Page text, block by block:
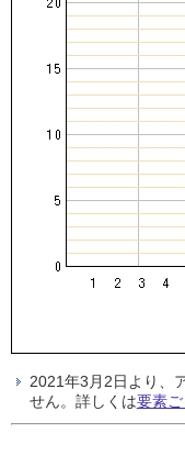
2021年3月2日より、
せん。詳しくは要素